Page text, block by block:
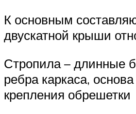
К основным
двускатной крыши
Стропила – длинные
ребра каркаса,
крепления обрешетки